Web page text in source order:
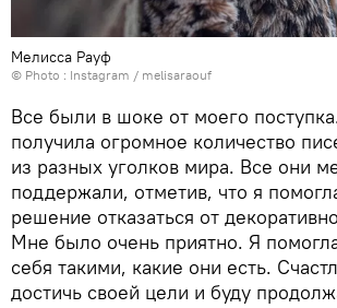
Мелисса Рауф
© Photo : Instagram / melisaraouf
Все были в шоке от моего
получила огромное количество
из разных уголков мира. Все они
поддержали, отметив, что я
решение отказаться от
Мне было очень приятно. Я
себя такими, какие они есть.
достичь своей цели и буду